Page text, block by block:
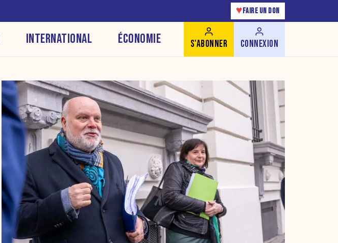
♥ FAIRE UN DON
INTERNATIONAL ÉCONOMIE S'ABONNER CONNEXION